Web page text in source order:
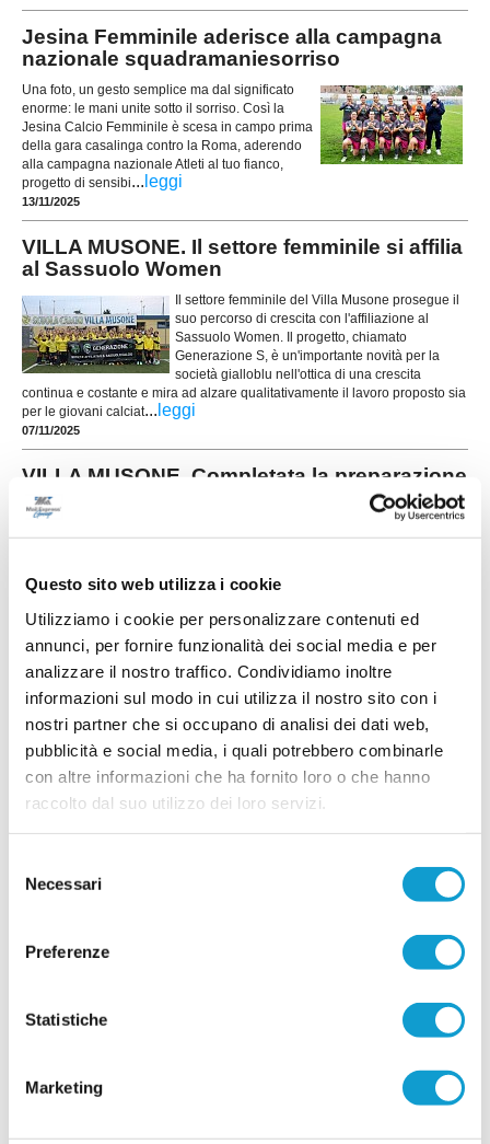
Questo sito web utilizza i cookie
Utilizziamo i cookie per personalizzare contenuti ed
annunci, per fornire funzionalità dei social media e per
analizzare il nostro traffico. Condividiamo inoltre
informazioni sul modo in cui utilizza il nostro sito con i
nostri partner che si occupano di analisi dei dati web,
pubblicità e social media, i quali potrebbero combinarle
con altre informazioni che ha fornito loro o che hanno
raccolto dal suo utilizzo dei loro servizi.
delNecessari
Preferenze
Statistiche
Marketing
Jesina Femminile aderisce alla campagna
nazionale squadramaniesorriso
Una foto, un gesto semplice ma dal significato
enorme: le mani unite sotto il sorriso. Così la
Jesina Calcio Femminile è scesa in campo prima
della gara casalinga contro la Roma, aderendo
alla campagna nazionale Atleti al tuo fianco,
progetto di sensibi... leggi
13/11/2025
VILLA MUSONE. Il settore femminile si affilia
al Sassuolo Women
Il settore femminile del Villa Musone prosegue il
suo percorso di crescita con l'affiliazione al
Sassuolo Women. Il progetto, chiamato
Generazione S, è un'importante novità per la
società gialloblu nell'ottica di una crescita
continua e costante e mira ad alzare qualitativamente il lavoro proposto sia
per le giovani calciat... leggi
07/11/2025
VILLA MUSONE. Completata la preparazione
per il settore femminile
responsabile Alexandra Lecchi e terminato nei primi di settembre: gli open
19/09/2025
VILLA MUSONE. Alexandra Lecchi
Responsabile Tecnica Settore Femminile
Prosegue la crescita dello staff tecnico del
prosegue nell’arricchimento della propria offerta
formativa e negli ultimi anni è divenuta una delle
realtà più attive nel territorio per quanto riguarda
il settore femminile. In tal senso la dirigenza villans è riuscita ad
acca...leggi
3^ "Riviera del Conero Cup": Calcio
Dal 31 maggio al 2 giugno, la “Riviera del Conero
femminile più significativi dell’intera stagione
05/06/2025